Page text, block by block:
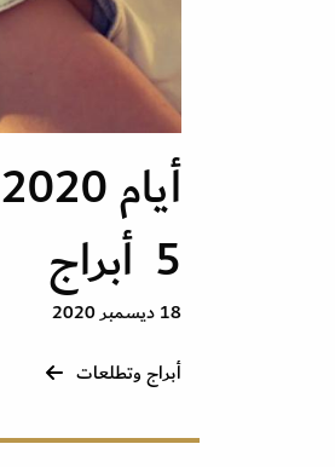
5 أبراج
18 ديسمبر 2020
أبراج وتطلعات